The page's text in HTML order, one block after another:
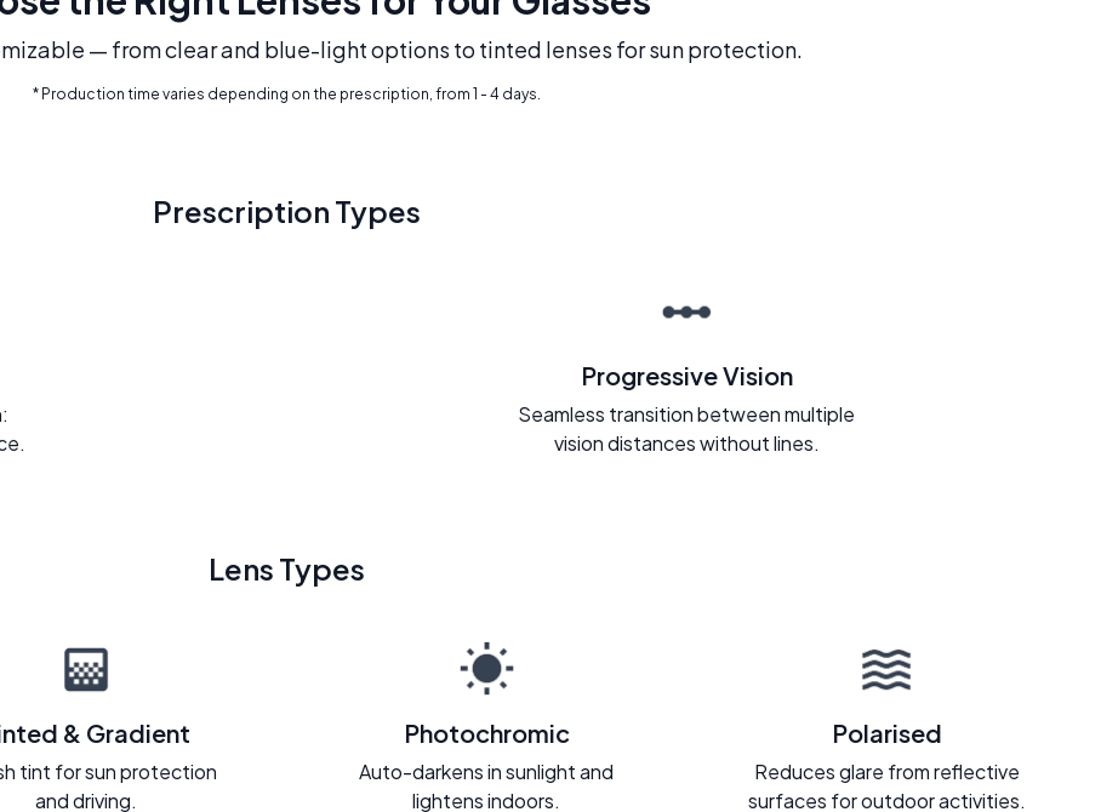
— from clear and blue-light options to tinted lenses for sun protection.
* Production time varies depending on the prescription, from 1 - 4 days.
Prescription Types
Progressive Vision
Seamless transition between multiple
vision distances without lines.
Lens Types
& Gradient
tint for sun protection
and driving.
Photochromic
Auto-darkens in sunlight and
lightens indoors.
Polarised
Reduces glare from reflective
surfaces for outdoor activities.